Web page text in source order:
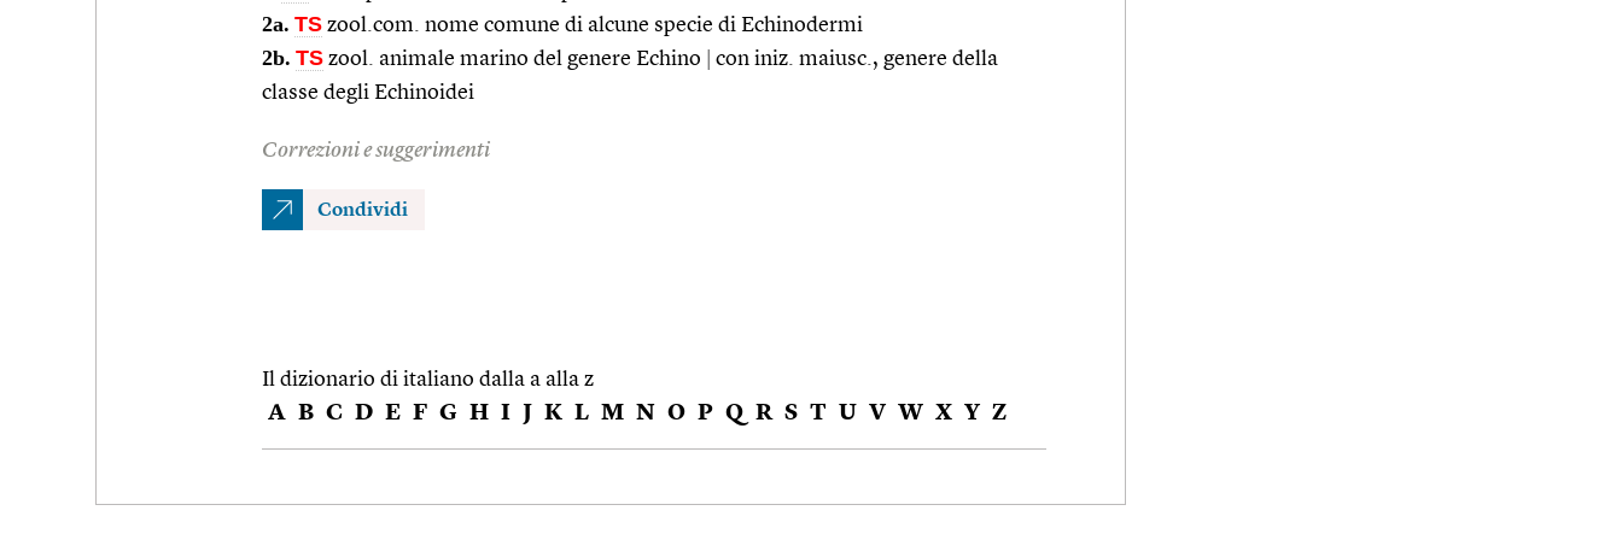
2a. TS zool.com. nome comune di alcune specie di Echinodermi
2b. TS zool. animale marino del genere Echino
con iniz. maiusc., genere della
classe degli Echinoidei
Correzioni e suggerimenti
Condividi
Il dizionario di italiano dalla a alla z
A B C D E F G H I J K L M N O P Q R S T U V W X Y Z